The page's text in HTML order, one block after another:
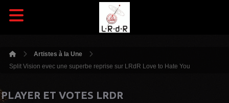
Artistes à la Une
Split Vision evec une superbe reprise sur LRdR Love to Hate You
PLAYER ET VOTES LRDR